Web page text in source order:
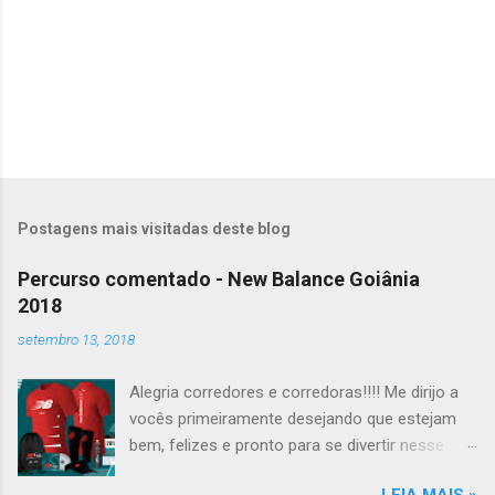
Postagens mais visitadas deste blog
Percurso comentado - New Balance Goiânia
2018
setembro 13, 2018
Alegria corredores e corredoras!!!! Me dirijo a
vocês primeiramente desejando que estejam
bem, felizes e pronto para se divertir nesse